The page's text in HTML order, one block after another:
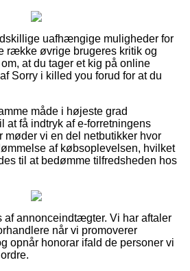
uafhængige muligheder for
række øvrige brugeres kritik og
at du tager et kig på online
Sorry i killed you forud for at du
måde i højeste grad
at få indtryk af e-forretningens
møder vi en del netbutikker hvor
af købsoplevelsen, hvilket
til at bedømme tilfredsheden hos
af annonceindtægter. Vi har aftaler
når vi promoverer
opnår honorar ifald de personer vi